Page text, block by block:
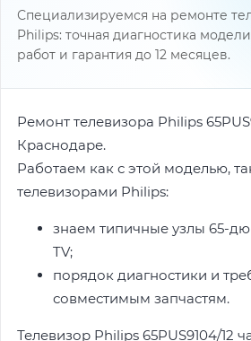
Специализируемся на ремонте
Philips: точная диагностика
работ и гарантия до 12 месяцев.
Ремонт телевизора Philips
Краснодаре.
Работаем как с этой моделью,
телевизорами Philips:
знаем типичные узлы 65-
TV;
порядок диагностики и
совместимым запчастям.
Телевизор Philips 65PUS9104/12